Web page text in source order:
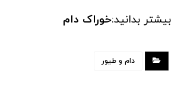
بیشتر بدانید:خوراک دام
دام و طیور